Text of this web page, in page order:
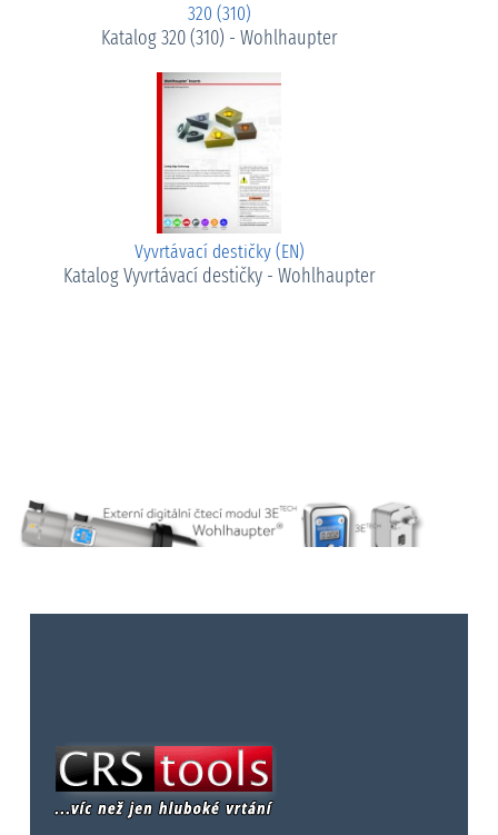
320 (310)
Katalog 320 (310) - Wohlhaupter
Vyvrtávací destičky (EN)
Katalog Vyvrtávací destičky - Wohlhaupter